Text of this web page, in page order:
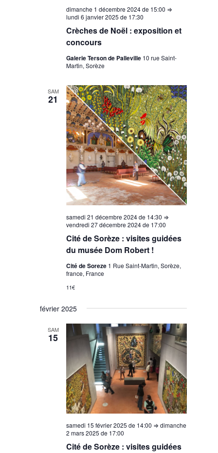
Crèches de Noël : exposition et
concours
dimanche 1 décembre 2024 de 15:00 ⇒
lundi 6 janvier 2025 de 17:30
Galerie Terson de Palleville 10 rue Saint-
Martin, Sorèze
SAM
21
Cité de Sorèze : visites guidées
du musée Dom Robert !
samedi 21 décembre 2024 de 14:30 ⇒
vendredi 27 décembre 2024 de 17:00
Cité de Soreze 1 Rue Saint-Martin, Sorèze,
france, France
11€
février 2025
SAM
15
Cité de Sorèze : visites guidées
samedi 15 février 2025 de 14:00 ⇒dimanche
2 mars 2025 de 17:00